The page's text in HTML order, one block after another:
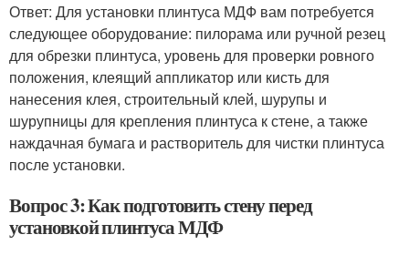
Ответ: Для установки плинтуса МДФ вам потребуется
следующее оборудование: пилорама или ручной резец
для обрезки плинтуса, уровень для проверки ровного
положения, клеящий аппликатор или кисть для
нанесения клея, строительный клей, шурупы и
шурупницы для крепления плинтуса к стене, а также
наждачная бумага и растворитель для чистки плинтуса
после установки.
Вопрос 3: Как подготовить стену перед
установкой плинтуса МДФ